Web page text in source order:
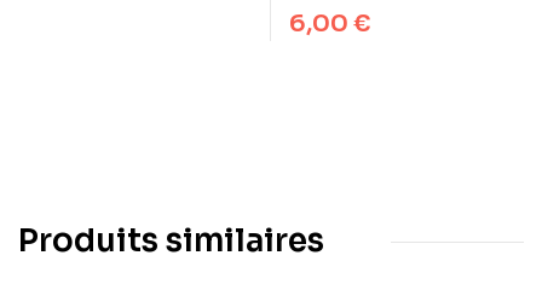
6,00 €
Produits similaires